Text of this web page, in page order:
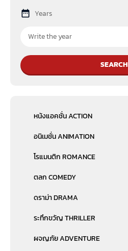
Years
SEARCH
หนังแอคชั่น ACTION
อนิเมชั่น ANIMATION
โรแมนติก ROMANCE
ตลก COMEDY
ดราม่า DRAMA
ระทึกขวัญ THRILLER
ผจญภัย ADVENTURE